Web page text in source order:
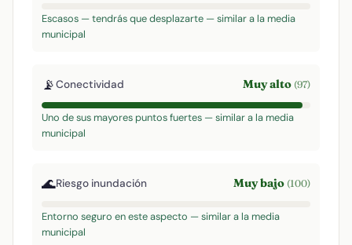
Escasos — tendrás que desplazarte — similar a la media
municipal
📡Conectividad Muy alto (97)
Uno de sus mayores puntos fuertes — similar a la media
municipal
🌊Riesgo inundación Muy bajo (100)
Entorno seguro en este aspecto — similar a la media
municipal